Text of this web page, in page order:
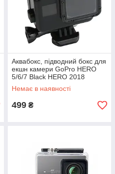
Аквабокс, підводний бокс для
екшн камери GoPro HERO
5/6/7 Black HERO 2018
Немає в наявності
499 ₴